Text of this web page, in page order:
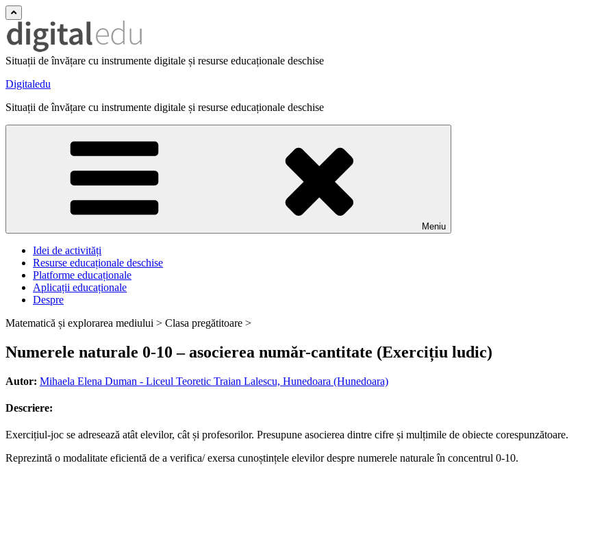
Situații de învățare cu instrumente digitale și resurse educaționale deschise
Digitaledu
Situații de învățare cu instrumente digitale și resurse educaționale deschise
Meniu
Idei de activități
Resurse educaționale deschise
Platforme educaționale
Aplicații educaționale
Despre
Matematică și explorarea mediului > Clasa pregătitoare >
Numerele naturale 0-10 – asocierea număr-cantitate (Exercițiu ludic)
Autor: Mihaela Elena Duman - Liceul Teoretic Traian Lalescu, Hunedoara (Hunedoara)
Descriere:
Exercițiul-joc se adresează atât elevilor, cât și profesorilor. Presupune asocierea dintre cifre și mulțimile de obiecte corespunzătoare.
Reprezintă o modalitate eficientă de a verifica/ exersa cunoștințele elevilor despre numerele naturale în concentrul 0-10.